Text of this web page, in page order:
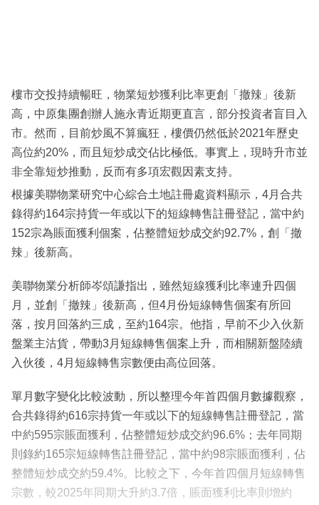
區
樓市交投持續暢旺，物業短炒獲利比率更創「撤辣」後新
高，中原集團創辦人施永青近期更直言，部分投資者盲目入
市。然而，目前炒風不算瘋狂，樓價仍然低於2021年歷史
高位約20%，而且短炒成交佔比極低。事實上，現時升市並
非全靠短炒推動，反而有多項宏觀因素支持。
根據美聯物業研究中心綜合土地註冊處資料顯示，4月合共
錄得約164宗持貨一年或以下的短線轉售註冊登記，當中約
152宗為賬面獲利個案，佔整體短炒成交約92.7%，創「撤
辣」後新高。
美聯物業分析師岑頌謙指出，雖然短線獲利比率連升四個
月，並創「撤辣」後新高，但4月份短線轉售個案有所回
落，按月回落約三成，至約164宗。他指，早前不少入伙新
盤業主沽貨，帶動3月短線轉售個案上升，而相關新盤陸續
入伙後，4月短線轉售宗數便由高位回落。
單月數字變化比較波動，所以整理今年首四個月數據觀察，
合共錄得約616宗持貨一年或以下的短線轉售註冊登記，當
中約595宗賬面獲利，佔整體短炒成交約96.6%；去年同期
則錄約165宗短線轉售註冊登記，當中約98宗賬面獲利，佔
整體短炒成交約59.4%。比較之下，今年首四個月短線轉售
宗數，較2025年同期大升約3.7倍，賬面獲利比率則增約